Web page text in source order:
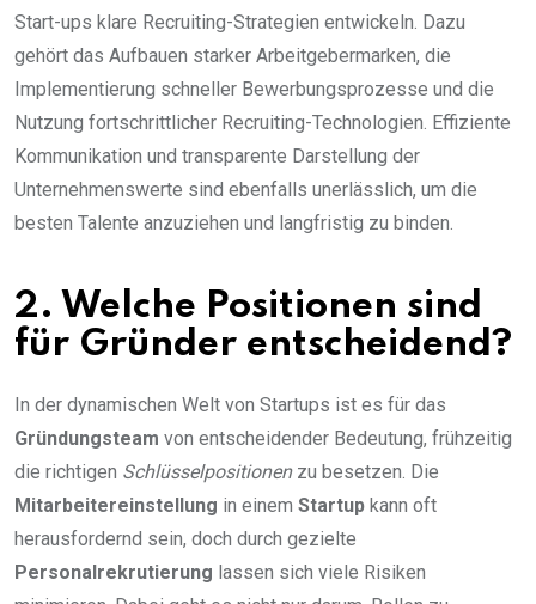
Start-ups klare Recruiting-Strategien entwickeln. Dazu
gehört das Aufbauen starker Arbeitgebermarken, die
Implementierung schneller Bewerbungsprozesse und die
Nutzung fortschrittlicher Recruiting-Technologien. Effiziente
Kommunikation und transparente Darstellung der
Unternehmenswerte sind ebenfalls unerlässlich, um die
besten Talente anzuziehen und langfristig zu binden.
2. Welche Positionen sind
für Gründer entscheidend?
In der dynamischen Welt von Startups ist es für das
Gründungsteam von entscheidender Bedeutung, frühzeitig
die richtigen Schlüsselpositionenzu besetzen. Die
Mitarbeitereinstellung in einem Startup kann oft
herausfordernd sein, doch durch gezielte
Personalrekrutierung lassen sich viele Risiken